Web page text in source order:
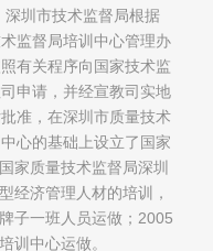
深圳市技术监督局根据
术监督局培训中心管理办
有关程序向国家技术监
申请，并经宣教司实地
准，在深圳市质量技术
心的基础上设立了国家
家质量技术监督局深圳
经济管理人材的培训，
子一班人员运做；2005
训中心运做。